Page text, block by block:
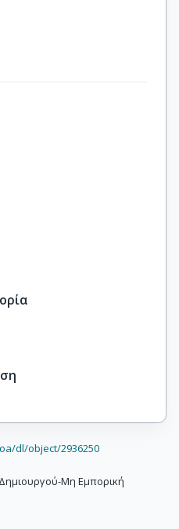
dl/object/2936250
Μη Εμπορική